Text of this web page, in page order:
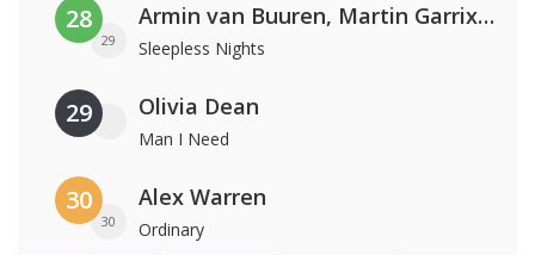
28
29
Armin van Buuren, Martin Garrix & Libby Whitehouse
Sleepless Nights
29 Olivia Dean
Man I Need
30
30
Alex Warren
Ordinary